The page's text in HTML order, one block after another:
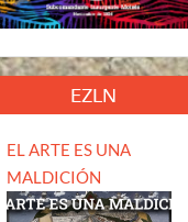
EZLN
EL ARTE ES UNA
MALDICIÓN